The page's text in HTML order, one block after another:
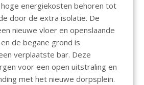
energiekosten behoren tot
door de extra isolatie. De
nieuwe vloer en openslaande
de begane grond is
verplaatste bar. Deze
voor een open uitstraling en
met het nieuwe dorpsplein.